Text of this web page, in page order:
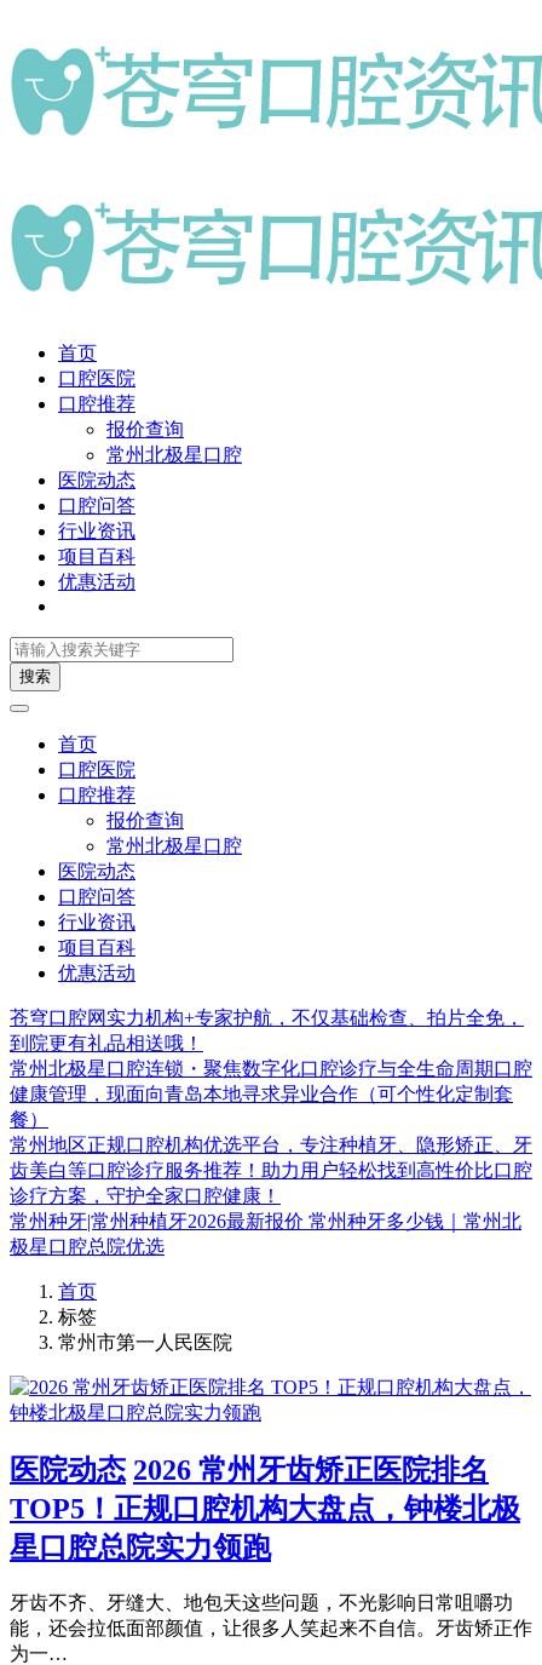
首页
口腔医院
口腔推荐
报价查询
常州北极星口腔
医院动态
口腔问答
行业资讯
项目百科
优惠活动
搜索
首页
口腔医院
口腔推荐
报价查询
常州北极星口腔
医院动态
口腔问答
行业资讯
项目百科
优惠活动
苍穹口腔网实力机构+专家护航，不仅基础检查、拍片全免，
到院更有礼品相送哦！
常州北极星口腔连锁・聚焦数字化口腔诊疗与全生命周期口腔
健康管理，现面向青岛本地寻求异业合作（可个性化定制套
餐）
常州地区正规口腔机构优选平台，专注种植牙、隐形矫正、牙
齿美白等口腔诊疗服务推荐！助力用户轻松找到高性价比口腔
诊疗方案，守护全家口腔健康！
常州种牙|常州种植牙2026最新报价 常州种牙多少钱｜常州北
极星口腔总院优选
首页
标签
常州市第一人民医院
医院动态 2026 常州牙齿矫正医院排名
TOP5！正规口腔机构大盘点，钟楼北极
星口腔总院实力领跑
牙齿不齐、牙缝大、地包天这些问题，不光影响日常咀嚼功
能，还会拉低面部颜值，让很多人笑起来不自信。牙齿矫正作
为一…